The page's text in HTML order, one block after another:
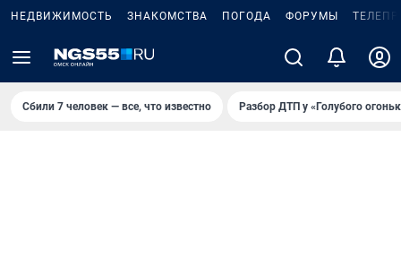
НЕДВИЖИМОСТЬ ЗНАКОМСТВА ПОГОДА ФОРУМЫ
Сбили 7 человек — все, что известно Разбор ДТП у «Голубого